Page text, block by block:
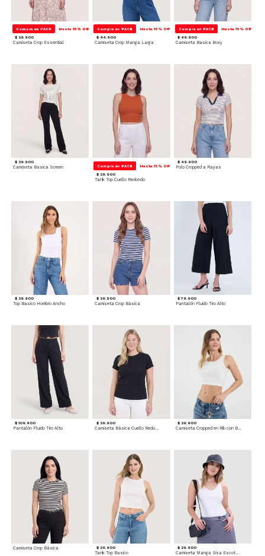
Compra en PACK Hasta 15% Off
$ 39.900
Camiseta Crop Essential
Compra en PACK Hasta 15% Off
$ 44.900
Camiseta Crop Manga Larga
Compra en PACK Hasta 15% Off
$ 49.900
Camiseta Basica Boxy
$ 39.900
Camiseta Basica Screen Compra en PACK Hasta 15% Off
$ 29.900
Tank Top Cuello Redondo
$ 49.900
Polo Cropped a Rayas
$ 39.900
Top Basico Hombro Ancho
$ 39.900
Camiseta Crop Básica
$ 79.900
Pantalón Fluido Tiro Alto
$ 109.900
Pantalón Fluido Tiro Alto
$ 39.900
Camiseta Básica Cuello Redondo
$ 39.900
Camiseta Cropped en Rib con Botones
Camiseta Crop Básica $ 29.900
Tank Top Basico
$ 29.900
Camiseta Manga Sisa Escotada